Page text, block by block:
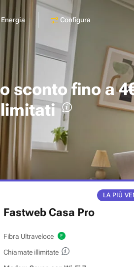
Energia Configura
sconto fino a
LA PIÙ
Fastweb Casa Pro
Fibra Ultraveloce
Chiamate illimitate